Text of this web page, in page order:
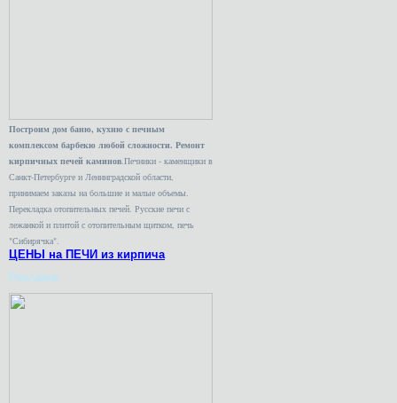
Построим дом баню, кухню с печным
комплексом барбекю любой сложности. Ремонт
кирпичных печей каминов.Печники - каменщики в
Санкт-Петербурге и Ленинградской области,
принимаем заказы на большие и малые объемы.
Перекладка отопительных печей. Русские печи с
лежанкой и плитой с отопительным щитком, печь
"Сибирячка".
ЦЕНЫ на ПЕЧИ из кирпича
Реклама